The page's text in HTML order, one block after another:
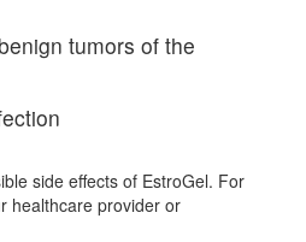
tumors of the
side effects of EstroGel. For
healthcare provider or